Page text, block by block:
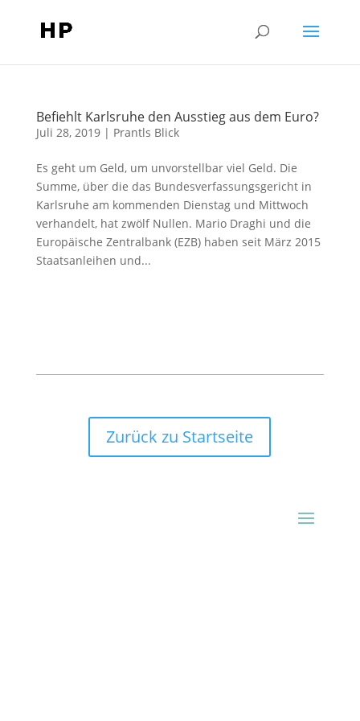
Befiehlt Karlsruhe den Ausstieg aus dem Euro?
Juli 28, 2019| Prantls Blick
Es geht um Geld, um unvorstellbar viel Geld. Die
Summe, über die das Bundesverfassungsgericht in
Karlsruhe am kommenden Dienstag und Mittwoch
verhandelt, hat zwölf Nullen. Mario Draghi und die
Europäische Zentralbank (EZB) haben seit März 2015
Staatsanleihen und...
Zurück zu Startseite